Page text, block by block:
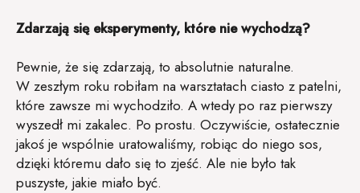
Zdarzają się eksperymenty, które nie wychodzą?
Pewnie, że się zdarzają, to absolutnie naturalne.
W zeszłym roku robiłam na warsztatach ciasto z patelni,
które zawsze mi wychodziło. A wtedy po raz pierwszy
wyszedł mi zakalec. Po prostu. Oczywiście, ostatecznie
jakoś je wspólnie uratowaliśmy, robiąc do niego sos,
dzięki któremu dało się to zjeść. Ale nie było tak
puszyste, jakie miało być.